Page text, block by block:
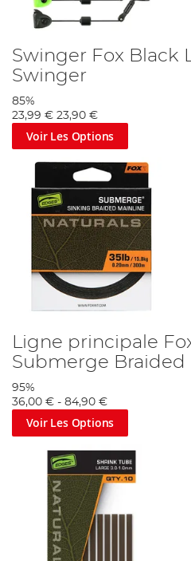
Swinger Fox Black
Swinger
85%
23,99 € 23,90 €
Voir Les Options
Ligne principale
Submerge Braided
95%
36,00 € - 84,90 €
Voir Les Options